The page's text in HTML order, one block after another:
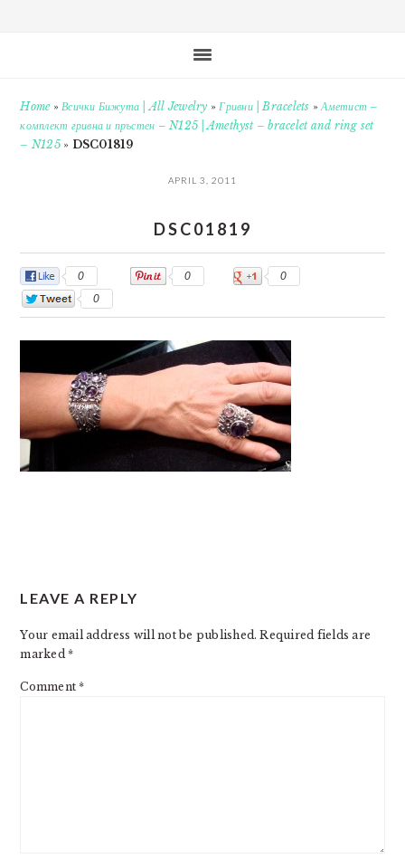
Home»Всички Бижута | All Jewelry »Гривни | Bracelets »Аметист –
комплект гривна и пръстен – N125 | Amethyst – bracelet and ring set
– N125» DSC01819
APRIL 3, 2011
DSC01819
0 0
0
0
INTERACTIONS
LEAVE A REPLY
Your email address will not be published. Required fields are
marked*
Comment*